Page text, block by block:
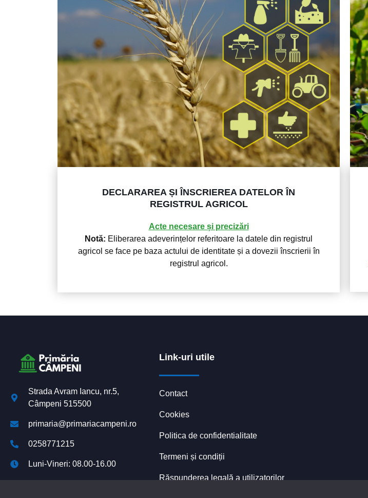
DECLARAREA ȘI ÎNSCRIEREA DATELOR ÎN
REGISTRUL AGRICOL
Acte necesare și precizări
Notă: Eliberarea adeverințelor referitoare la datele din registrul
agricol se face pe baza actului de identitate și a dovezii înscrierii în
registrul agricol.
Strada Avram Iancu, nr.5,
Câmpeni 515500
primaria@primariacampeni.ro
0258771215
Luni-Vineri: 08.00-16.00
Link-uri utile
Contact
Cookies
Politica de confidentialitate
Termeni și condiții
Răspunderea legală a utilizatorilor